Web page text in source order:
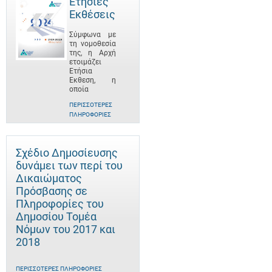
Εκθέσεις
Σύμφωνα με
τη νομοθεσία
της, η Αρχή
ετοιμάζει
Ετήσια
Έκθεση, η
οποία
ΠΕΡΙΣΣΌΤΕΡΕΣ
ΠΛΗΡΟΦΟΡΊΕΣ
Σχέδιο Δημοσίευσης
δυνάμει των περί του
Δικαιώματος
Πρόσβασης σε
Πληροφορίες του
Δημοσίου Τομέα
Νόμων του 2017 και
2018
ΠΕΡΙΣΣΌΤΕΡΕΣ ΠΛΗΡΟΦΟΡΊΕΣ